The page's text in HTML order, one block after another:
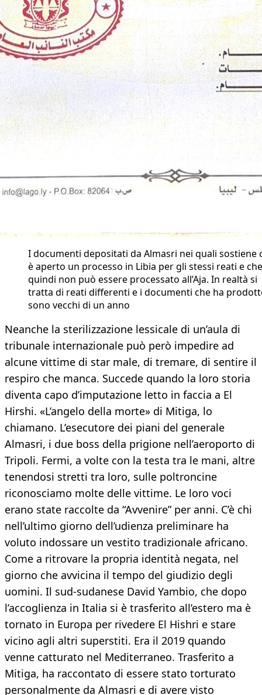
I documenti depositati da Almasri nei quali sostiene
è aperto un processo in Libia per gli stessi reati e che
quindi non può essere processato all’Aja. In realtà si
tratta di reati differenti e i documenti che ha
sono vecchi di un anno
Neanche la sterilizzazione lessicale di un’aula di
tribunale internazionale può però impedire ad
alcune vittime di star male, di tremare, di sentire il
respiro che manca. Succede quando la loro storia
diventa capo d’imputazione letto in faccia a El
Hirshi. «L’angelo della morte» di Mitiga, lo
chiamano. L’esecutore dei piani del generale
Almasri, i due boss della prigione nell’aeroporto di
Tripoli. Fermi, a volte con la testa tra le mani, altre
tenendosi stretti tra loro, sulle poltroncine
riconosciamo molte delle vittime. Le loro voci
erano state raccolte da “Avvenire” per anni. C’è chi
nell’ultimo giorno dell’udienza preliminare ha
voluto indossare un vestito tradizionale africano.
Come a ritrovare la propria identità negata, nel
giorno che avvicina il tempo del giudizio degli
uomini. Il sud-sudanese David Yambio, che dopo
l’accoglienza in Italia si è trasferito all’estero ma è
tornato in Europa per rivedere El Hishri e stare
vicino agli altri superstiti. Era il 2019 quando
venne catturato nel Mediterraneo. Trasferito a
Mitiga, ha raccontato di essere stato torturato
personalmente da Almasri e di avere visto